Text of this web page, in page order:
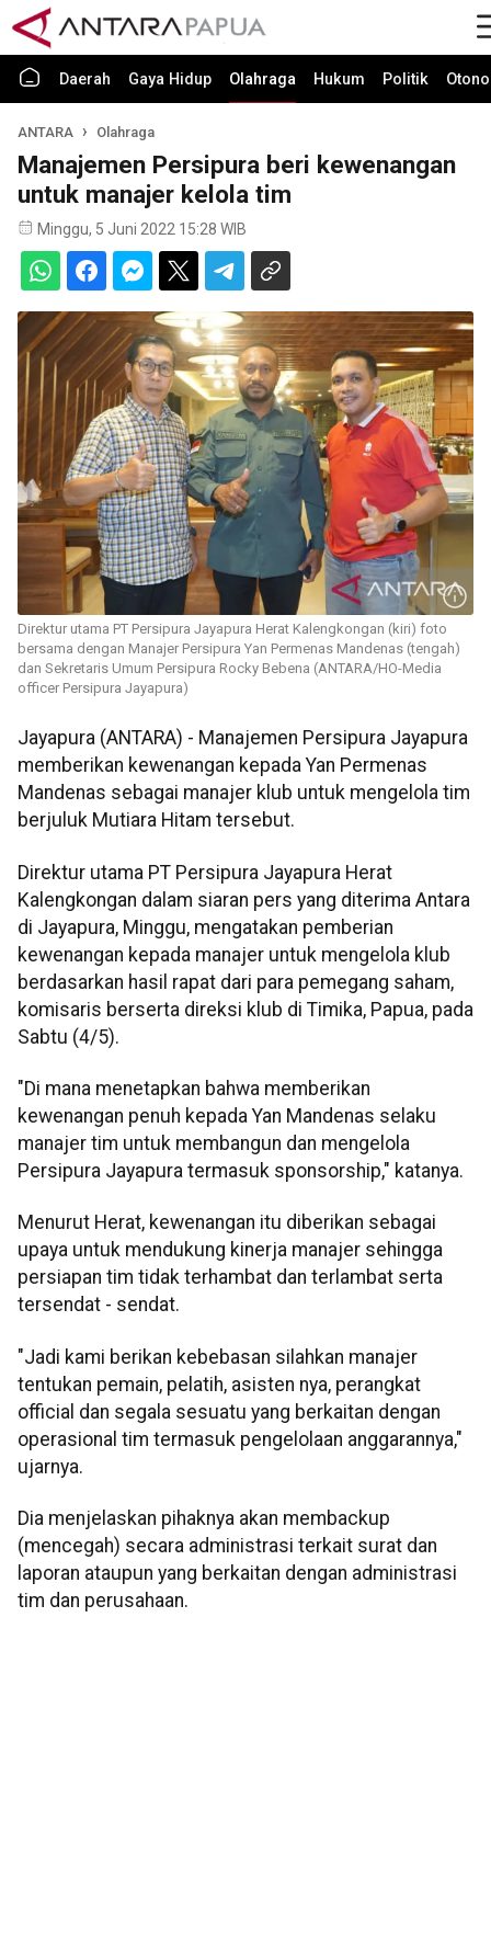
Daerah Gaya Hidup Olahraga Hukum Politik
ANTARA Olahraga
Manajemen Persipura beri kewenangan
untuk manajer kelola tim
Minggu, 5 Juni 2022 15:28 WIB
Direktur utama PT Persipura Jayapura Herat Kalengkongan (kiri) foto
bersama dengan Manajer Persipura Yan Permenas Mandenas (tengah)
dan Sekretaris Umum Persipura Rocky Bebena (ANTARA/HO-Media
officer Persipura Jayapura)
Jayapura (ANTARA) - Manajemen Persipura Jayapura
memberikan kewenangan kepada Yan Permenas
Mandenas sebagai manajer klub untuk mengelola tim
berjuluk Mutiara Hitam tersebut.
Direktur utama PT Persipura Jayapura Herat
Kalengkongan dalam siaran pers yang diterima Antara
di Jayapura, Minggu, mengatakan pemberian
kewenangan kepada manajer untuk mengelola klub
berdasarkan hasil rapat dari para pemegang saham,
komisaris berserta direksi klub di Timika, Papua, pada
Sabtu (4/5).
"Di mana menetapkan bahwa memberikan
kewenangan penuh kepada Yan Mandenas selaku
manajer tim untuk membangun dan mengelola
Persipura Jayapura termasuk sponsorship," katanya.
Menurut Herat, kewenangan itu diberikan sebagai
upaya untuk mendukung kinerja manajer sehingga
persiapan tim tidak terhambat dan terlambat serta
tersendat - sendat.
"Jadi kami berikan kebebasan silahkan manajer
tentukan pemain, pelatih, asisten nya, perangkat
official dan segala sesuatu yang berkaitan dengan
operasional tim termasuk pengelolaan anggarannya,"
ujarnya.
Dia menjelaskan pihaknya akan membackup
(mencegah) secara administrasi terkait surat dan
laporan ataupun yang berkaitan dengan administrasi
tim dan perusahaan.